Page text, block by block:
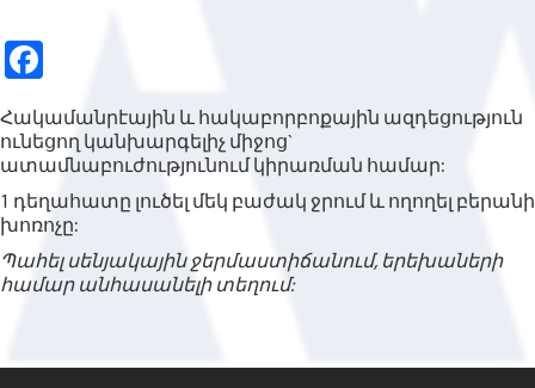
b
o
o
k
Հակամանրէային և հակաբորբոքային ազդեցություն
ունեցող կանխարգելիչ միջոց`
ատամնաբուժությունում կիրառման համար:
1 դեղահատը լուծել մեկ բաժակ ջրում և ողողել բերանի
խոռոչը:
Պահել սենյակային ջերմաստիճանում, երեխաների
համար անհասանելի տեղում: